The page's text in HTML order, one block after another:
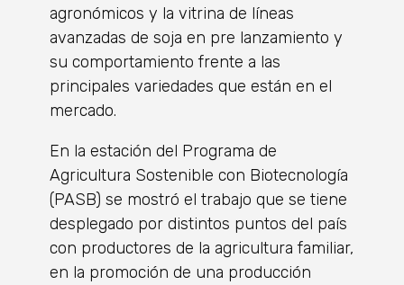
agronómicos y la vitrina de líneas
avanzadas de soja en pre lanzamiento y
su comportamiento frente a las
principales variedades que están en el
mercado.
En la estación del Programa de
Agricultura Sostenible con Biotecnología
(PASB) se mostró el trabajo que se tiene
desplegado por distintos puntos del país
con productores de la agricultura familiar,
en la promoción de una producción